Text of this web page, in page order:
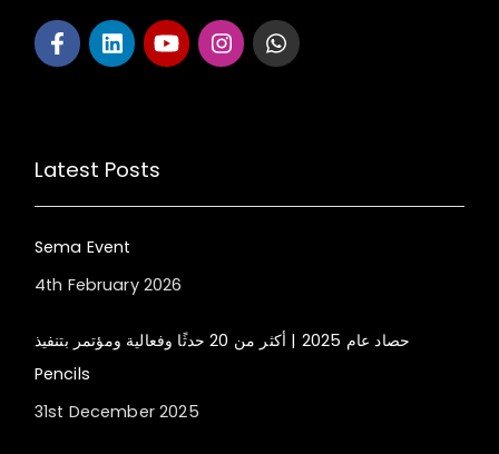
Latest Posts
Sema Event
4th February 2026
حصاد عام 2025 | أكثر من 20 حدثًا وفعالية ومؤتمر بتنفيذ
Pencils
31st December 2025